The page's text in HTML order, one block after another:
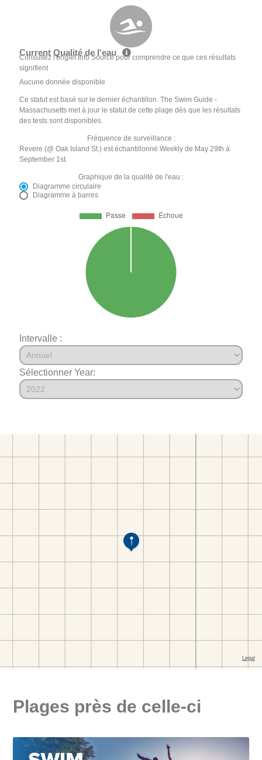
Current Qualité de l'eau
Consultez l'onglet Info Source pour comprendre ce que ces résultats
signifient
Aucune donnée disponible
Ce statut est basé sur le dernier échantillon. The Swim Guide -
Massachusetts met à jour le statut de cette plage dès que les résultats
des tests sont disponibles.
Fréquence de surveillance :
Revere (@ Oak Island St.) est échantillonné Weekly de May 29th à
September 1st.
Graphique de la qualité de l'eau :
Diagramme circulaire
Diagramme à barres
Intervalle :
Sélectionner Year:
Plages près de celle-ci